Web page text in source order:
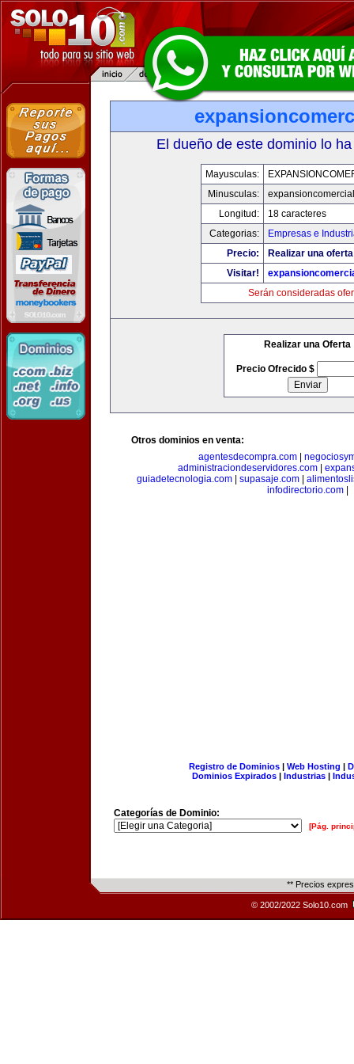
El dueño de este dominio lo
Mayusculas:
Minusculas:
Longitud:
18 caracteres
Categorias:
Empresas e
Precio:
Realizar una
Visitar!
Serán consideradas
Realizar una Oferta
Precio Ofrecido $
Otros dominios en venta:
agentesdecompra.com|
administraciondeservidores.com
guiadetecnologia.com
supasaje.com
infodirectorio.com|
Registro de Dominios| Web Hosting |
Dominios Expirados | Industrias |
Categorías de Dominio:
[Pág.
** Precios
© 2002/2022 Solo10.com